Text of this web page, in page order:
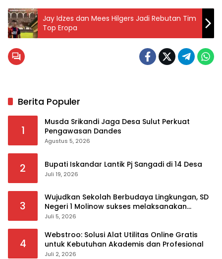
Jay Idzes dan Mees Hilgers Jadi Rebutan Tim
Top Eropa
Berita Populer
1
Musda Srikandi Jaga Desa Sulut Perkuat
Pengawasan Dandes
Agustus 5, 2026
2 Bupati Iskandar Lantik Pj Sangadi di 14 Desa
Juli 19, 2026
3
Wujudkan Sekolah Berbudaya Lingkungan, SD
Negeri 1 Molinow sukses melaksanakan
serangkaian kegiatan Kampanye dan
Juli 5, 2026
4
Webstroo: Solusi Alat Utilitas Online Gratis
untuk Kebutuhan Akademis dan Profesional
Juli 2, 2026